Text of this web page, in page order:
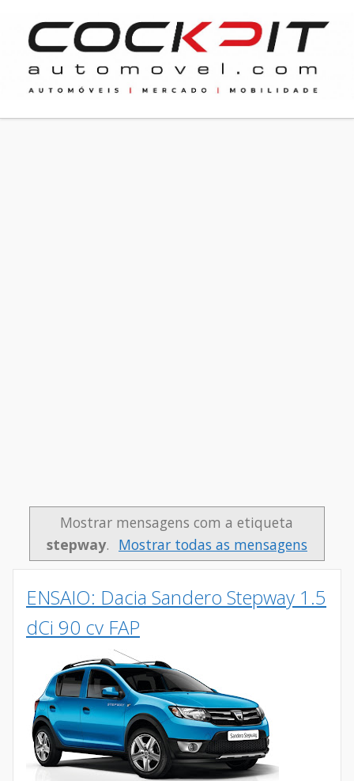
Mostrar mensagens com a etiqueta
stepway. Mostrar todas as mensagens
ENSAIO: Dacia Sandero Stepway 1.5
dCi 90 cv FAP